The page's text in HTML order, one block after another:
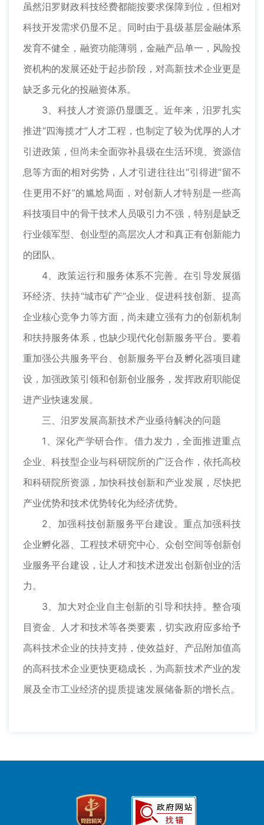
虽然汨罗财政科技经费都能按要求保障到位，但相对
科技开发需求仍显不足。同时由于县级基层金融体系
发育不健全，融资功能薄弱，金融产品单一，风险投
资机构的发展还处于起步阶段，对高新技术企业更是
缺乏多元化的投融资体系。
3、科技人才资源仍显匮乏。近年来，汨罗扎实
推进“四海揽才”人才工程，也制定了较为优厚的人才
引进政策，但尚未全面弥补县级在生活环境、资源信
息等方面的相对劣势，人才引进往往出“引得进”留不
住更用不好”的尴尬局面，对创新人才特别是一些高
科技项目中的骨干技术人员吸引力不强，特别是缺乏
行业领军型、创业型的高层次人才和真正有创新能力
的团队。
4、政策运行和服务体系不完善。在引导发展循
环经济、扶持“城市矿产”企业、促进科技创新、提高
企业核心竞争力等方面，尚未建立强有力的创新机制
和扶持服务体系，也缺少现代化创新服务平台。要着
重加强公共服务平台、创新服务平台及孵化器项目建
设，加强政策引领和创新创业服务，发挥政府职能促
进产业快速发展。
三、汨罗发展高新技术产业亟待解决的问题
1、深化产学研合作。借力发力，全面推进重点
企业、科技型企业与科研院所的广泛合作，依托高校
和科研院所资源，加快科技创新和产业发展，尽快把
产业优势和技术优势转化为经济优势。
2、加强科技创新服务平台建设。重点加强科技
企业孵化器、工程技术研究中心、众创空间等创新创
业服务平台建设，让人才和技术迸发出创新创业的活
力。
3、加大对企业自主创新的引导和扶持。整合项
目资金、人才和技术等各类要素，切实政府应多给予
高科技术企业的扶持支持，使效益好、产品附加值高
的高科技术企业更快更稳成长，为高新技术产业的发
展及全市工业经济的提质提速发展储备新的增长点。